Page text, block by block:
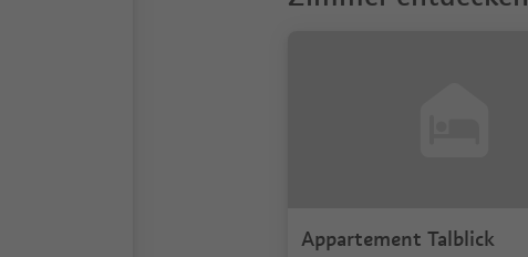
Appartement Talblick